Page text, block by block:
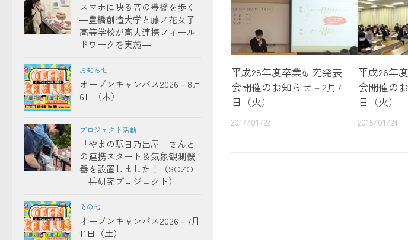
平成28年度卒業研究発表
会開催のお知らせ－2月7
日（火）
2017/01/22
平成26年
会開催の
日（火）
2015/01/24
スマホに映る昔の豊橋を歩く
―豊橋創造大学と藤ノ花女子
高等学校が高大連携フィール
ドワークを実施―
お知らせ
オープンキャンパス2026－8月
6日（木）
プロジェクト活動
「やまの駅日乃出屋」さんと
の連携スタート＆気象観測機
器を設置しました！（SOZO
山岳研究プロジェクト）
その他
オープンキャンパス2026－7月
11日（土）